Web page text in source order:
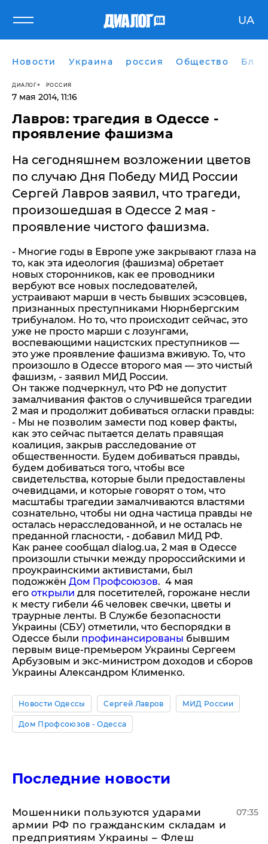
UA
Новости Украина россия Общество
ДИАЛОГ РОССИЯ
7 мая 2014, 11:16
Лавров: трагедия в Одессе -
проявление фашизма
На сегодняшнем возложении цветов
по случаю Дня Победу МИД России
Сергей Лавров заявил, что трагеди,
произошедшая в Одессе 2 мая -
проявление чистого фашизма.
- Многие годы в Европе уже закрывают глаза на
то, как эта идеология (фашизма) обретает
новых сторонников, как ее проводники
вербуют все новых последователей,
устраивают марши в честь бывших эсэсовцев,
признанных преступниками Нюрнбергским
трибуналом. Но то, что происходит сейчас, это
уже не просто марши с лозунгами,
воспевающими нацистских преступников —
это уже проявление фашизма вживую. То, что
произошло в Одессе второго мая — это чистый
фашизм, - заявил МИД России.
Он также подчеркнул, что РФ не допустит
замалчивания фактов о случившейся трагедии
2 мая и продолжит добиваться огласки правды:
- Мы не позволим замести под ковер факты,
как это сейчас пытается делать правящая
коалиция, закрыв расследование от
общественности. Будем добиваться правды,
будем добиваться того, чтобы все
свидетельства, которые были предоставлены
очевидцами, и которые говорят о том, что
масштабы трагедии замалчиваются властями
сознательно, чтобы ни одна частица правды не
осталась нерасследованной, и не осталась не
преданной гласности, - добавил МИД РФ.
Как ранее сообщал dialog.ua, 2 мая в Одессе
произошли стычки между пророссийскими и
проукраинскими активистами, был
подожжён Дом Профсоюзов. 4 мая
его открыли для посетителей, горожане несли
к месту гибели 46 человек свечки, цветы и
траурные ленты. В Службе безопасности
Украины (СБУ) отметили, что беспорядки в
Одессе были профинансированы бывшим
первым вице-премьером Украины Сергеем
Арбузовым и экс-министром доходов и сборов
Украины Александром Клименко.
Новости Одессы Сергей Лавров МИД России
Дом Профсоюзов - Одесса
Последние новости
Мошенники пользуются ударами
армии РФ по гражданским складам и
предприятиям Украины – Флеш
07:35